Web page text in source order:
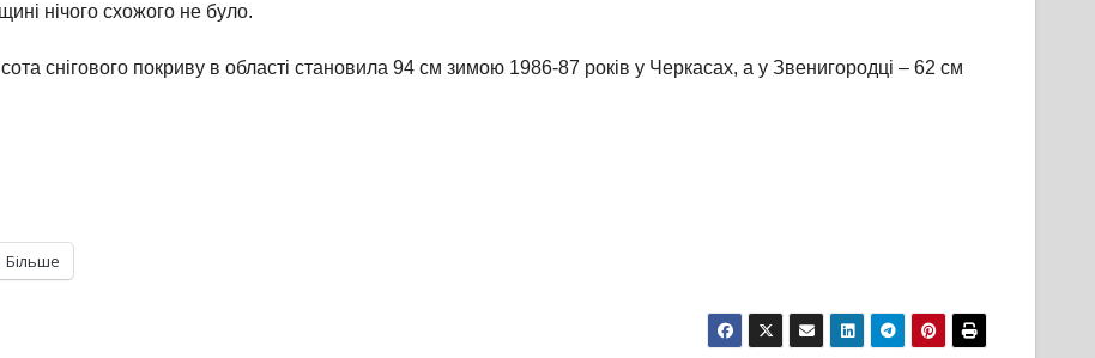
нічого схожого не було.
снігового покриву в області становила 94 см зимою 1986-87 років у Черкасах, а у Звенигородці – 62 см
Більше